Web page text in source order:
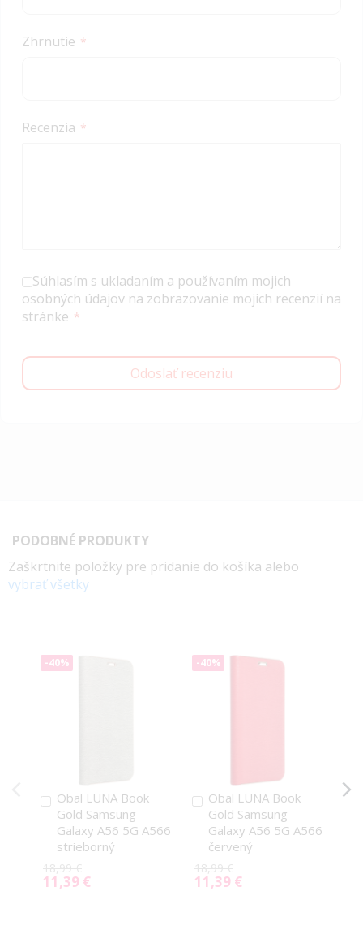
Zhrnutie
Recenzia
Súhlasím s ukladaním a používaním mojich
osobných údajov na zobrazovanie mojich recenzií na
stránke
Odoslať recenziu
PODOBNÉ PRODUKTY
Zaškrtnite položky pre pridanie do košíka alebo
vybrať všetky
-40%
Obal LUNA Book
Gold Samsung
Galaxy A56 5G A566
strieborný
18,99 €
Special
11,39 €
Pridať
do
košíka
-40%
Obal LUNA Book
Gold Samsung
Galaxy A56 5G A566
červený
18,99 €
Special
11,39 €
Pridať
do
košíka